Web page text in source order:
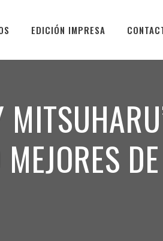
EDICIÓN IMPRESA
DE